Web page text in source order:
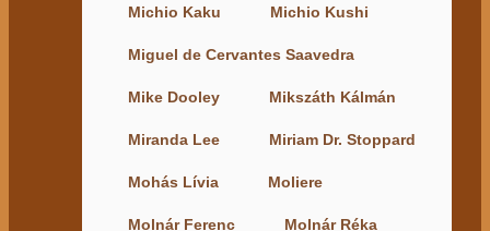
Michio Kaku Michio Kushi
Miguel de Cervantes Saavedra
Mike Dooley Mikszáth Kálmán
Miranda Lee Miriam Dr. Stoppard
Mohás Lívia Moliere
Molnár Ferenc Molnár Réka